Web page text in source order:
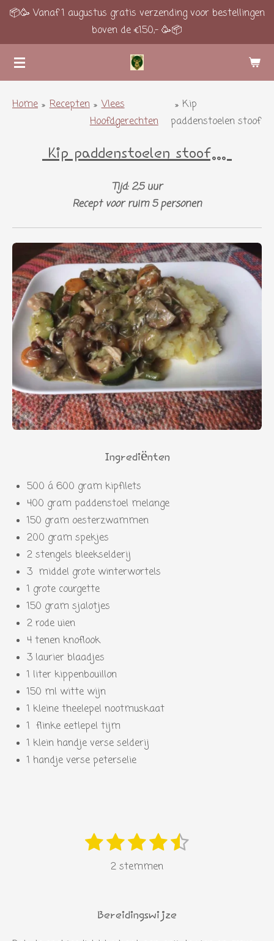
Ga
de
hoofdinhoud
📦🥳 Vanaf 1 augustus gratis verzending voor bestellingen
boven de €150,- 🥳📦
Home » Recepten » Vlees
Hoofdgerechten
» Kip
paddenstoelen stoof
Kip paddenstoelen stoof...
Tijd: 2,5 uur
Recept voor ruim 5 personen
Ingrediënten
500 á 600 gram kipfilets
400 gram paddenstoel melange
150 gram oesterzwammen
200 gram spekjes
2 stengels bleekselderij
3 middel grote winterwortels
1 grote courgette
150 gram sjalotjes
2 rode uien
4 tenen knoflook
3 laurier blaadjes
1 liter kippenbouillon
150 ml witte wijn
1 kleine theelepel nootmuskaat
1 flinke eetlepel tijm
1 klein handje verse selderij
1 handje verse peterselie
1 2
s
r
3
s
r
4
s
r
5
r
2 stemmen
Bereidingswijze